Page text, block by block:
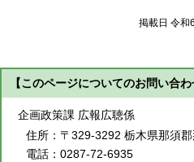
掲載日 令和
【このページについてのお問い合わ
企画政策課 広報広聴係
住所： 〒329-3292 栃木県那須
電話： 0287-72-6935